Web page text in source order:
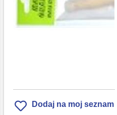
Dodaj na moj seznam